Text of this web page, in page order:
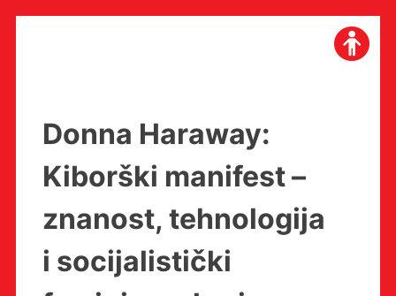
Donna Haraway:
Kiborški manifest –
znanost, tehnologija
i socijalistički